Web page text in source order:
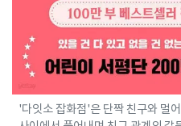
'다잇소 잡화점'은 단짝 친구와 멀